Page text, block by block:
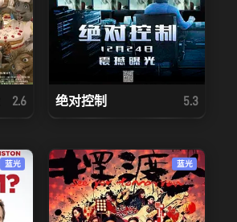
2.6 绝对控制 5.3
蓝光 蓝光